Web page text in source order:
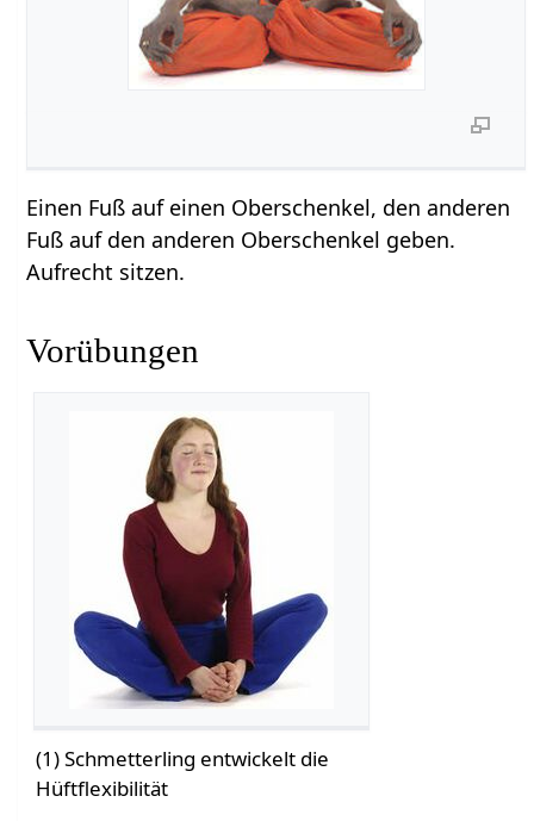
Einen Fuß auf einen Oberschenkel, den anderen
Fuß auf den anderen Oberschenkel geben.
Aufrecht sitzen.
Vorübungen
(1) Schmetterling entwickelt die
Hüftflexibilität